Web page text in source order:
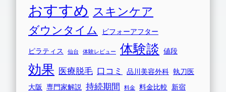
おすすめ スキンケア
ダウンタイム ビフォーアフター
ピラティス 仙台 体験レビュー 体験談 値段
効果 医療脱毛 口コミ 品川美容外科 執刀医
大阪 専門家解説 持続期間 料金 料金比較 新宿